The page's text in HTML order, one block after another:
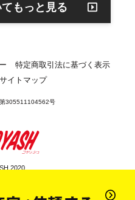
もっと見る
特定商取引法に基づく表示
サイトマップ
305511104562号
2020